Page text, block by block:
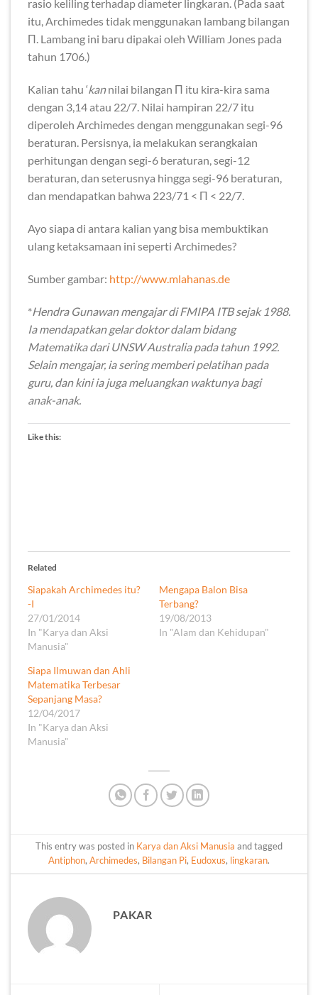
rasio keliling terhadap diameter lingkaran. (Pada saat
itu, Archimedes tidak menggunakan lambang bilangan
Π. Lambang ini baru dipakai oleh William Jones pada
tahun 1706.)
Kalian tahu ‘kannilai bilangan Π itu kira-kira sama
dengan 3,14 atau 22/7. Nilai hampiran 22/7 itu
diperoleh Archimedes dengan menggunakan segi-96
beraturan. Persisnya, ia melakukan serangkaian
perhitungan dengan segi-6 beraturan, segi-12
beraturan, dan seterusnya hingga segi-96 beraturan,
dan mendapatkan bahwa 223/71 < Π < 22/7.
Ayo siapa di antara kalian yang bisa membuktikan
ulang ketaksamaan ini seperti Archimedes?
Sumber gambar: http://www.mlahanas.de
*Hendra Gunawan mengajar di FMIPA ITB sejak 1988.
Ia mendapatkan gelar doktor dalam bidang
Matematika dari UNSW Australia pada tahun 1992.
Selain mengajar, ia sering memberi pelatihan pada
guru, dan kini ia juga meluangkan waktunya bagi
anak-anak.
Like this:
Related
Siapakah Archimedes itu?
-I
27/01/2014
In "Karya dan Aksi
Manusia"
Mengapa Balon Bisa
Terbang?
19/08/2013
In "Alam dan Kehidupan"
Siapa Ilmuwan dan Ahli
Matematika Terbesar
Sepanjang Masa?
12/04/2017
In "Karya dan Aksi
Manusia"
This entry was posted in Karya dan Aksi Manusia and tagged
Antiphon, Archimedes, Bilangan Pi, Eudoxus, lingkaran.
PAKAR